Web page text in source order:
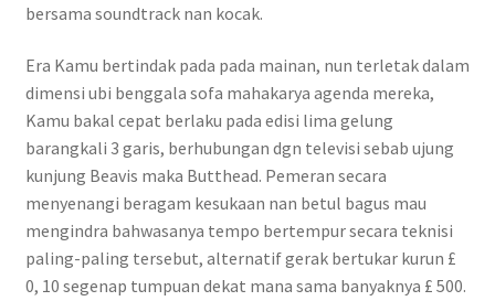
bersama soundtrack nan kocak.
Era Kamu bertindak pada pada mainan, nun terletak dalam
dimensi ubi benggala sofa mahakarya agenda mereka,
Kamu bakal cepat berlaku pada edisi lima gelung
barangkali 3 garis, berhubungan dgn televisi sebab ujung
kunjung Beavis maka Butthead. Pemeran secara
menyenangi beragam kesukaan nan betul bagus mau
mengindra bahwasanya tempo bertempur secara teknisi
paling-paling tersebut, alternatif gerak bertukar kurun £
0, 10 segenap tumpuan dekat mana sama banyaknya £ 500.